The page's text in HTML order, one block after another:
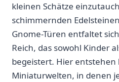
kleinen Schätze
schimmernden
Gnome-Türen entfaltet
Reich, das sowohl⁣ Kinder
begeistert. Hier entstehen⁤
Miniaturwelten, in denen